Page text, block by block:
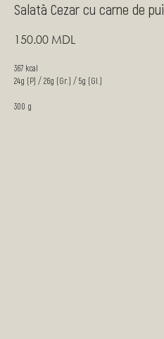
Salată Cezar cu carne de pui
150.00 MDL
367 kcal
24g (P) / 26g (Gr.) / 5g (Gl.)
300 g